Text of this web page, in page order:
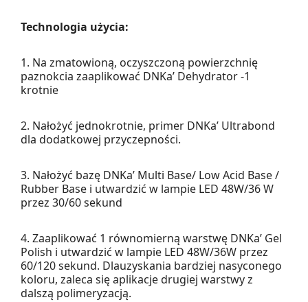
Technologia użycia:
1. Na zmatowioną, oczyszczoną powierzchnię
paznokcia zaaplikować DNKa’ Dehydrator -1
krotnie
2. Nałożyć jednokrotnie, primer DNKa’ Ultrabond
dla dodatkowej przyczepności.
3. Nałożyć bazę DNKa’ Multi Base/ Low Acid Base /
Rubber Base i utwardzić w lampie LED 48W/36 W
przez 30/60 sekund
4. Zaaplikować 1 równomierną warstwę DNKa’ Gel
Polish i utwardzić w lampie LED 48W/36W przez
60/120 sekund. Dlauzyskania bardziej nasyconego
koloru, zaleca się aplikacje drugiej warstwy z
dalszą polimeryzacją.